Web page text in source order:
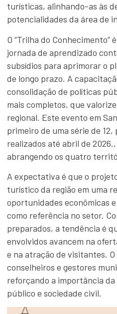
turísticas, alinhando-as às
potencialidades da área de
O “Trilha do
jornada de aprendizado
subsídios para aprimorar o
de longo prazo. A
consolidação de políticas
mais completos, que
regional. Este evento em
primeiro de uma série de
realizados até abril de
abrangendo os quatro
A expectativa é que o
turístico da região em uma
oportunidades econômicas
como referência no setor.
preparados, a tendência é
envolvidos avancem na
e na atração de visitantes.
conselheiros e gestores
reforçando a importância
público e sociedade civil.